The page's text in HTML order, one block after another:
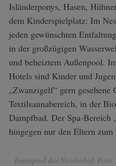
Isländerponys, Hasen,
dem Kinderspielplatz: Im
jeden gewünschten
in der großzügigen
und beheiztem Außenpool.
Hotels sind Kinder und
„Zwanzigelf“ gern
Textilsaunabereich, in der
Dampfbad. Der Spa-Bereich
hingegen nur den Eltern zum
Innenpool des Nesslerhof. Foto: